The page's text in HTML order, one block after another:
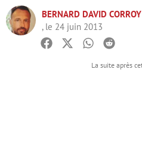
BERNARD DAVID CORROY
, le 24 juin 2013
Facebook
TwitterWhatsapp
Reddit